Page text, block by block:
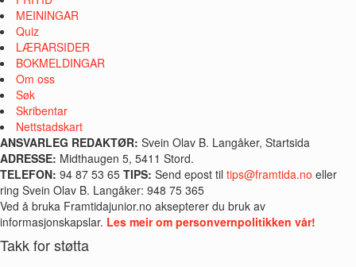
MEININGAR
Quiz
LÆRARSIDER
BOKMELDINGAR
Om oss
Søk
Skribentar
Nettstadskart
ANSVARLEG REDAKTØR: Svein Olav B. Langåker, Startsida
ADRESSE: Midthaugen 5, 5411 Stord.
TELEFON: 94 87 53 65 TIPS: Send epost til tips@framtida.no eller
ring Svein Olav B. Langåker: 948 75 365
Ved å bruka Framtidajunior.no aksepterer du bruk av
informasjonskapslar. Les meir om personvernpolitikken vår!
Takk for støtta